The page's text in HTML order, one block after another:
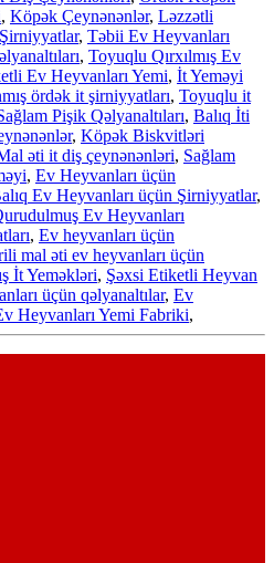
, Köpək Çeynənənlər, Ləzzətli
, Təbii Ev Heyvanları
, Toyuqlu Qırxılmış Ev
Ev Heyvanları Yemi, İt Yeməyi
ördək it şirniyyatları, Toyuqlu it
Pişik Qəlyanaltıları, Balıq İti
, Köpək Biskvitləri
əti it diş çeynənənləri, Sağlam
, Ev Heyvanları üçün
Ev Heyvanları üçün Şirniyyatlar,
Ev Heyvanları
, Ev heyvanları üçün
mal əti ev heyvanları üçün
İt Yeməkləri, Şəxsi Etiketli Heyvan
üçün qəlyanaltılar, Ev
Heyvanları Yemi Fabriki,